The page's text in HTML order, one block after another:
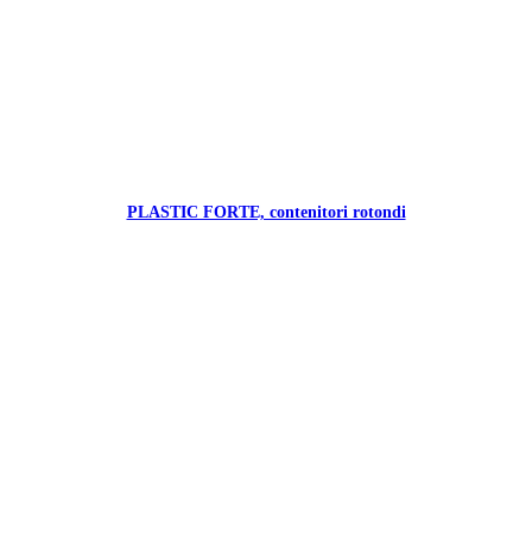
PLASTIC FORTE, contenitori rotondi